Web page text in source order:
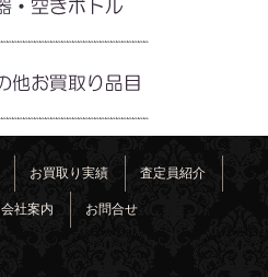
お買取り実績 査定員紹介
会社案内 お問合せ